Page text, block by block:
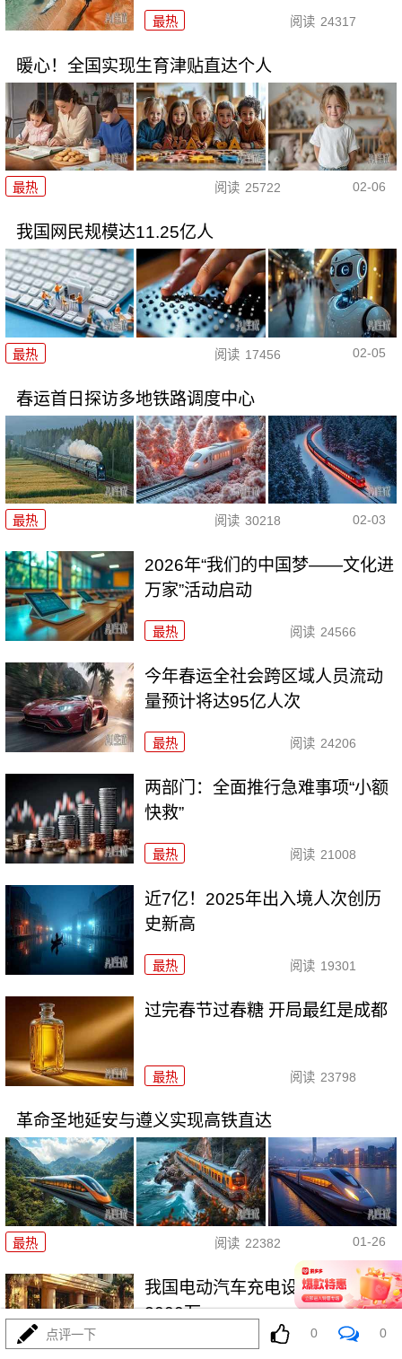
最热 阅读 24317
暖心！全国实现生育津贴直达个人
最热 阅读 25722 02-06
我国网民规模达11.25亿人
最热 阅读 17456 02-05
春运首日探访多地铁路调度中心
最热 阅读 30218 02-03
2026年“我们的中国梦——文化进
万家”活动启动
最热 阅读 24566
今年春运全社会跨区域人员流动
量预计将达95亿人次
最热 阅读 24206
两部门：全面推行急难事项“小额
快救”
最热 阅读 21008
近7亿！2025年出入境人次创历
史新高
最热 阅读 19301
过完春节过春糖 开局最红是成都
最热 阅读 23798
革命圣地延安与遵义实现高铁直达
最热 阅读 22382 01-26
我国电动汽车充电设施数量突破
2000万
点评一下 0 0